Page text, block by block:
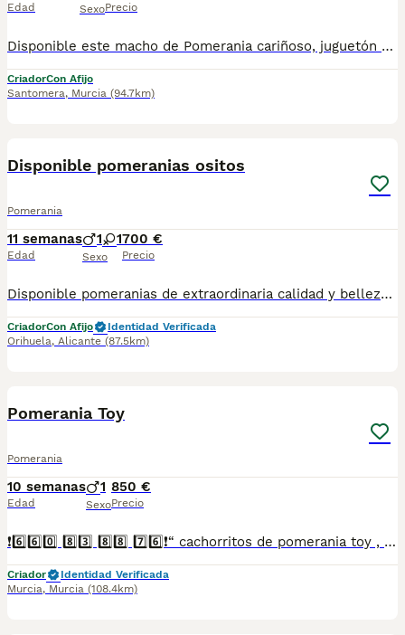
Edad SexoPrecio
Disponible este macho de Pomerania cariñoso, juguetón e ideal como compañero. Para más información no dudes en contactar con nosotros.
CriadorCon Afijo
Santomera, Murcia (94.7km)
Disponible pomeranias ositos
Pomerania
11 semanas
Edad
1 1
Sexo
700 €
Precio
Disponible pomeranias de extraordinaria calidad y belleza. Destacan por su tamaño compacto, su abundante y sedoso manto su carita dulce con expresión de bebé y su excelente estructura.
CriadorCon Afijo
Identidad Verificada
Orihuela, Alicante (87.5km)
Pomerania Toy
Pomerania
10 semanas
Edad
1
Sexo
850 €
Precio
❗6️⃣6️⃣0️⃣ 8️⃣3️⃣ 8️⃣8️⃣ 7️⃣6️⃣❗“ cachorritos de pomerania toy , entregamos vacunados desparasitados con cartilla veterinaria, microchip,pasaporte y contrato de garantia de compra..”
Criador
Identidad Verificada
Murcia, Murcia (108.4km)